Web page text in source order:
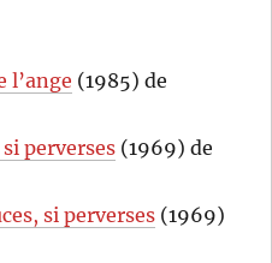
l’ange (1985) de
perverses (1969) de
si perverses (1969)